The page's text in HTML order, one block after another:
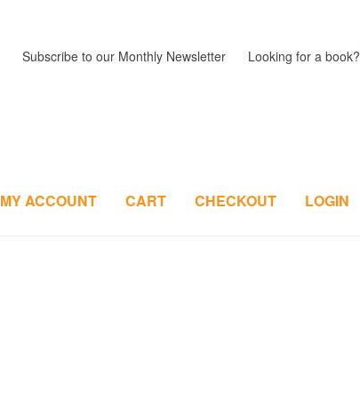
Subscribe to our Monthly Newsletter Looking for a book?
MY ACCOUNT CART CHECKOUT LOGIN